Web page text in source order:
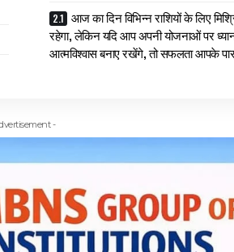
आज का दिन विभिन्न राशियों के लिए
रहेगा, लेकिन यदि आप अपनी योजनाओं पर
आत्मविश्वास बनाए रखेंगे, तो सफलता आपके
-